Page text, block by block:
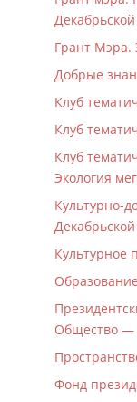
Декабрьской
Грант Мэра.
Добрые
Клуб
Клуб
Клуб
Экология
Культурно-
Декабрьской
Культурное
Общество —
Фонд